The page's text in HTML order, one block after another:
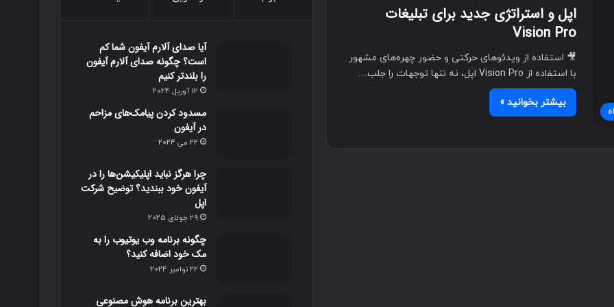
اپل و استراتژی جدید برای تبلیغات
Vision Pro
🎥 استفاده از ویدئوهای حرکتی و حضور چهره‌های مشهور
با استفاده از Vision Pro اپل، نه تنها توجهات را جلب…
بیشتر بخوانید »
ب
ا
گ
ر
ا
م
آیا صدای آلارم آیفون شما کم
است؟ چگونه صدای آلارم آیفون
را بلندتر کنیم
12 آوریل 2024
مسدود کردن پیامک‌های مزاحم
در آیفون
22 می 2024
چرا هرگز نباید اپلیکیشن‌ها را در
آیفون خود ببندید؟ توضیح شرکت
اپل
29 جولای 2025
چگونه برنامه وب یوتیوب را به
مک خود اضافه کنید؟
22 نوامبر 2024
بهترین برنامه‌ هوش مصنوعی